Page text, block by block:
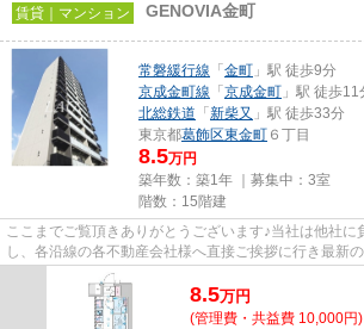
賃貸｜マンション GENOVIA金町
常磐緩行線 「 金町 」駅 徒歩9分
京成金町線 「 京成金町 」駅 徒歩11
北総鉄道 「 新柴又 」駅 徒歩33分
東京都葛飾区東金町 ６丁目
8.5万円
築年数：築1年 ｜募集中： 3室
階数：15階建
ここまでご覧頂きありがとうございます♪当社は他社に
し、各沿線の各不動産会社様へ直接ご挨拶に行き最新
しております！最新の情報は...
8.5万円
(管理費・共益費 10,000円)